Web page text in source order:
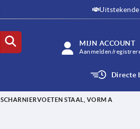
MIJN ACCOUNT
Aanmelden/
Directe
SCHARNIERVOETEN STAAL, VORM A